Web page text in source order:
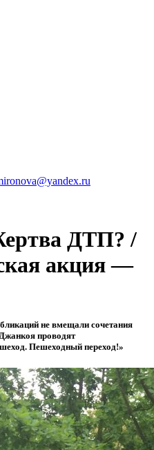
ДТП? /
акция —
не вмещали сочетания
проводят
Пешеходный переход!»